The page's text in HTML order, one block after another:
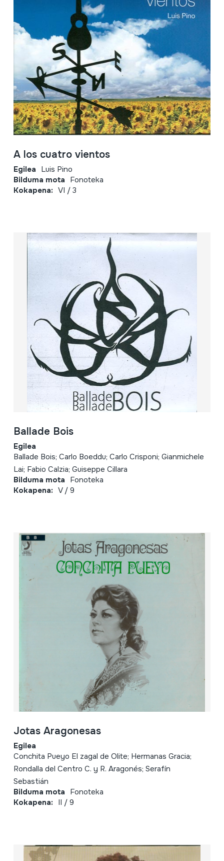
A los cuatro vientos
Egilea Luis Pino
Bilduma mota Fonoteka
Kokapena: VI / 3
Ballade Bois
Egilea
Ballade Bois; Carlo Boeddu; Carlo Crisponi; Gianmichele
Lai; Fabio Calzia; Guiseppe Cillara
Bilduma mota Fonoteka
Kokapena: V / 9
Jotas Aragonesas
Egilea
Conchita Pueyo El zagal de Olite; Hermanas Gracia;
Rondalla del Centro C. y R. Aragonés; Serafín
Sebastián
Bilduma mota Fonoteka
Kokapena: II / 9